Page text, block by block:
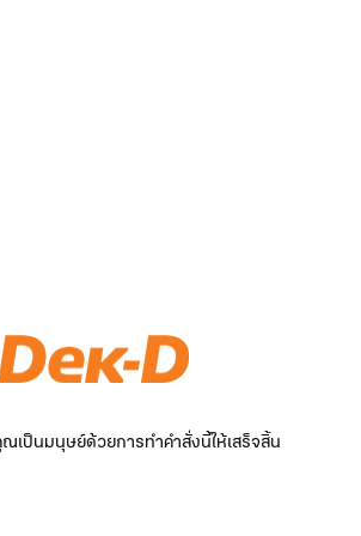
เป็นมนุษย์ด้วยการทำคำสั่งนี้ให้เสร็จสิ้น